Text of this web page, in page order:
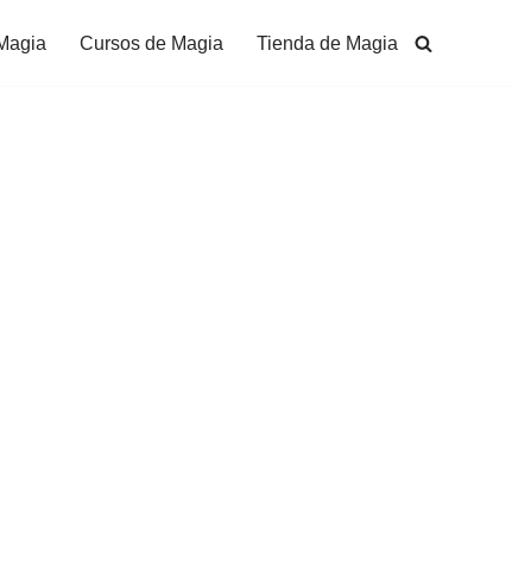
Cursos de Magia Tienda de Magia